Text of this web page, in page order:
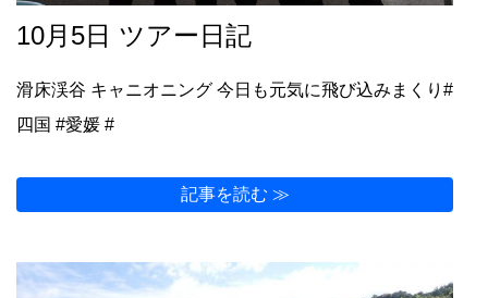
10月5日 ツアー日記
滑床渓谷 キャニオニング 今日も元気に飛び込みまくり#
四国 #愛媛 #
記事を読む ≫